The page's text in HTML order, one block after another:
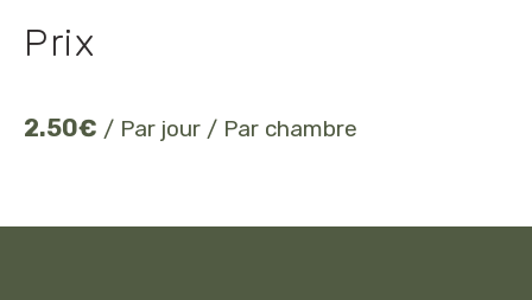
Prix
2.50€ / Par jour / Par chambre